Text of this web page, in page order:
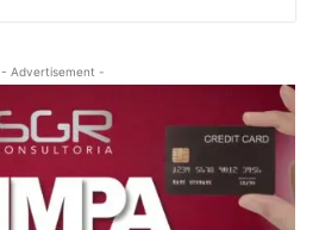
- Advertisement -